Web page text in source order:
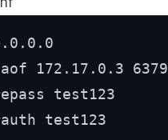
172.17.0.3 6379
test123
test123